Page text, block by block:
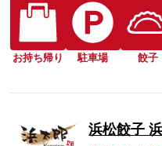
お持ち帰り 駐車場 餃子
浜松餃子